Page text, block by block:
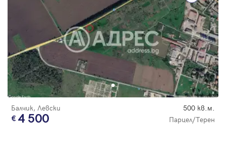
Балчик, Левски 500 кв.м.
4 500 Парцел/Терен